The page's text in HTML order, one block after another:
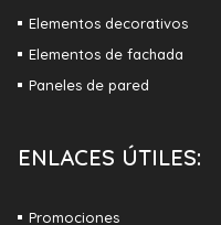
Elementos decorativos
Elementos de fachada
Paneles de pared
ENLACES ÚTILES:
Promociones